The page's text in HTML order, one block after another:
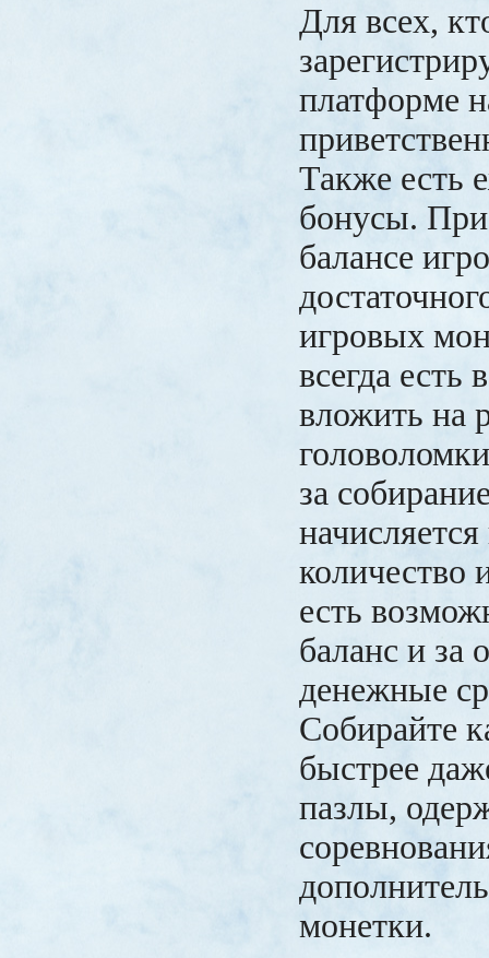
Для всех,
платформе
Также есть
бонусы.
балансе
игровых
всегда есть
вложить на
за
количество
есть
баланс и за
денежные
Собирайте
быстрее
пазлы,
монетки.